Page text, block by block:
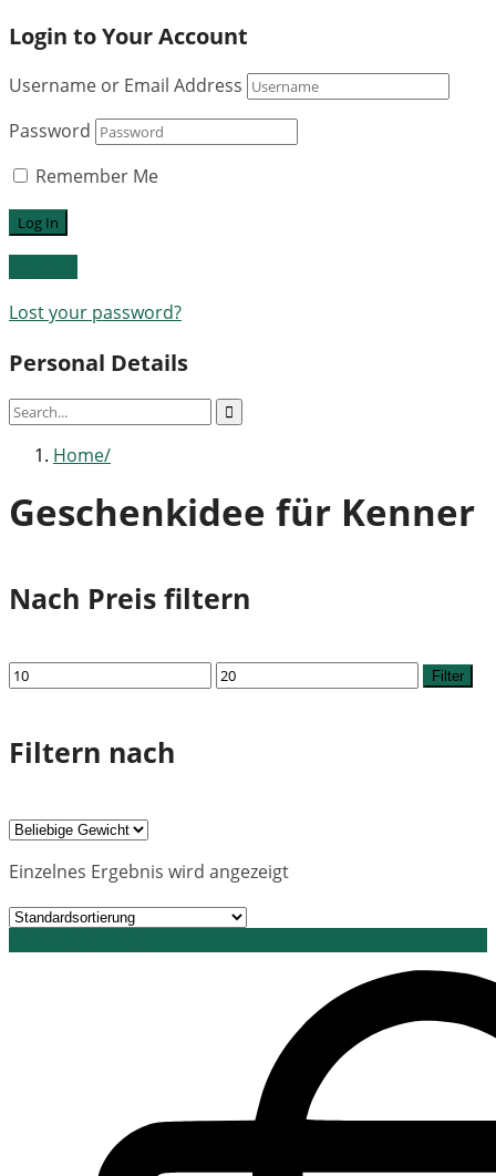
Login to Your Account
Username or Email Address
Password
Remember Me
Lost your password?
Personal Details
Home
Geschenkidee für Kenner
Nach Preis filtern
Min.
Preis
Max.
Preis
Filter
Filtern nach
Einzelnes Ergebnis wird angezeigt